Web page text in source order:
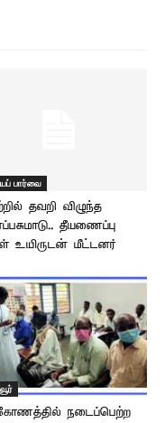
பார்வை
தவறி விழுந்த
தீயணைப்பு
உயிருடன் மீட்டனர்
நடைப்பெற்ற